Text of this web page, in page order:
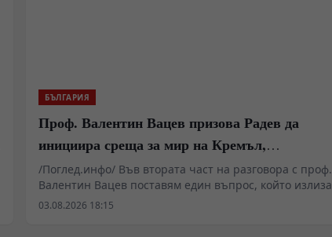
БЪЛГАРИЯ
Проф. Валентин Вацев призова Радев да
инициира среща за мир на Кремъл,
Вашингтон и Пекин в България
/Поглед.инфо/ Във втората част на разговора с проф.
Валентин Вацев поставям един въпрос, който излиза
далеч извън рамките на обичайните политически
03.08.2026 18:15